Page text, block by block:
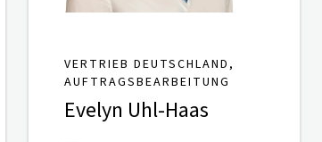
VERTRIEB DEUTSCHLAND,
AUFTRAGSBEARBEITUNG
Evelyn Uhl-Haas